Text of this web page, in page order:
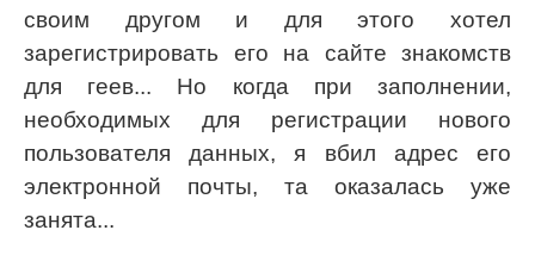
своим другом и для этого хотел
зарегистрировать его на сайте знакомств
для геев... Но когда при заполнении,
необходимых для регистрации нового
пользователя данных, я вбил адрес его
электронной почты, та оказалась уже
занята...